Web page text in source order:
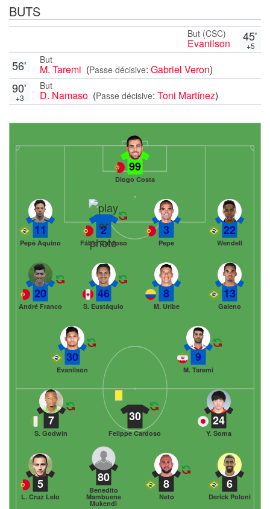
BUTS
45'
+5
But (CSC)
Evanilson
But
M. Taremi (Passe décisive: Gabriel Veron)
56'
But
D. Namaso (Passe décisive: Toni Martínez)
90'
+3
99
Diogo Costa
22
Wendell
3
Pepe
2
Fábio Cardoso
11
Pepê Aquino
13
Galeno
8
M. Uribe
46
S. Eustáquio
20
André Franco
9
M. Taremi
30
Evanilson
5
L. Cruz Lelo
80
Benedito
Mambuene
Mukendi
8
Neto
6
Derick Poloni
7
S. Godwin
30
Felippe Cardoso
24
Y. Soma